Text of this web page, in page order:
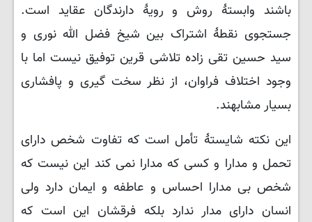
باشند وابستهٔ روش و رویهٔ دارندگان عقاید است.
جستجوی نقطهٔ اشتراک بین شیخ فضل الله نوری و
سید حسین تقی زاده تلاشی قرین توفیق نیست اما با
وجود اختلاف فراوان، از نظر سخت گیری و پافشاری
بسیار مشابهند.
این نکته شایستهٔ تأمل است که تفاوت شخص دارای
تحمل و مدارا و کسی که مدارا نمی کند این نیست که
شخص بی مدارا احساس و عاطفه و ایمان دارد ولی
انسان دارای مدار ندارد بلکه فرقشان این است که